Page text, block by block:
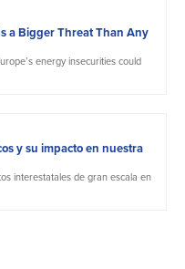
a Bigger Threat Than Any
energy insecurities could
y su impacto en nuestra
interestatales de gran escala en